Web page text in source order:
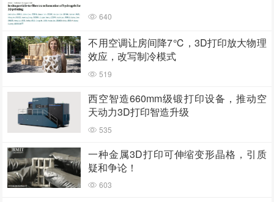
640
不用空调让房间降7℃，3D打印放大物理
效应，改写制冷模式
519
西空智造660mm级锻打印设备，推动空
天动力3D打印智造升级
535
一种金属3D打印可伸缩变形晶格，引质
疑和争论！
603